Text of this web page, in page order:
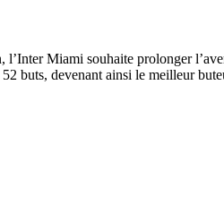
l’Inter Miami souhaite prolonger
buts, devenant ainsi le meilleur